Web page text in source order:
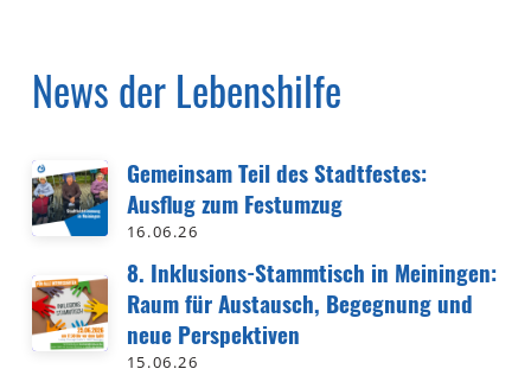
News der Lebenshilfe
Gemeinsam Teil des Stadtfestes:
Ausflug zum Festumzug
16.06.26
8. Inklusions-Stammtisch in Meiningen:
Raum für Austausch, Begegnung und
neue Perspektiven
15.06.26